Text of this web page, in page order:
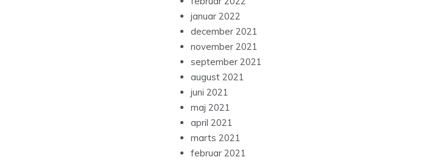
januar 2022
december 2021
november 2021
september 2021
august 2021
juni 2021
maj 2021
april 2021
marts 2021
februar 2021